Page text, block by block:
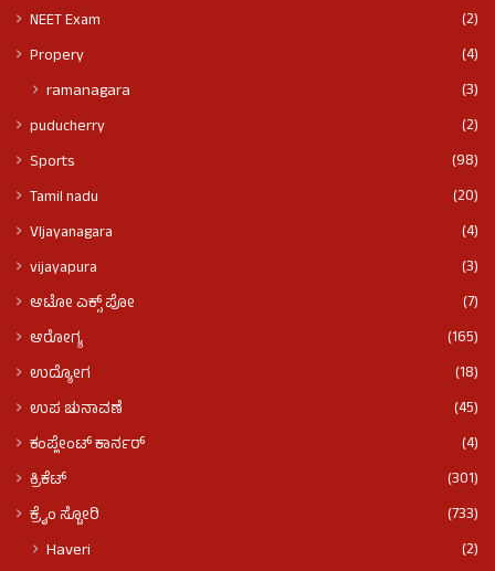
NEET Exam
(2)
Propery
(4)
ramanagara (3)
puducherry
(2)
Sports
(98)
Tamil nadu
(20)
VIjayanagara
(4)
vijayapura
(3)
ಆಟೋ ಎಕ್ಸ್ ಪೋ
(7)
ಆರೋಗ್ಯ
(165)
ಉದ್ಯೋಗ
(18)
ಉಪ ಚುನಾವಣೆ
(45)
ಕಂಪ್ಲೇಂಟ್ ಕಾರ್ನರ್
(4)
ಕ್ರಿಕೆಟ್
(301)
ಕ್ರೈಂ ಸ್ಟೋರಿ
(733)
Haveri (2)